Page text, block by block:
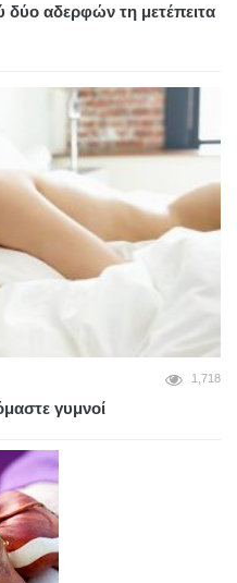
δύο αδερφών τη μετέπειτα
1,718
γυμνοί